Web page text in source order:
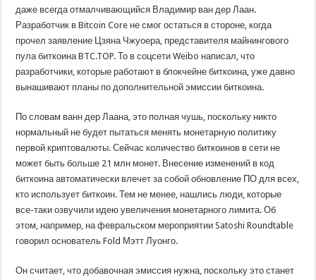
даже всегда отмалчивающийся Владимир ван дер Лаан.
Разработчик в Bitcoin Core не смог остаться в стороне, когда
прочел заявление Цзяна Чжуоера, представителя майнингового
пула биткоина BTC.TOP. То в соцсети Weibo написал, что
разработчики, которые работают в блокчейне биткоина, уже давно
вынашивают планы по дополнительной эмиссии биткоина.
По словам ванн дер Лаана, это полная чушь, поскольку никто
нормальный не будет пытаться менять монетарную политику
первой криптовалюты. Сейчас количество биткоинов в сети не
может быть больше 21 млн монет. Внесение изменений в код
биткоина автоматически влечет за собой обновление ПО для всех,
кто использует биткоин. Тем не менее, нашлись люди, которые
все-таки озвучили идею увеличения монетарного лимита. Об
этом, например, на февральском мероприятии Satoshi Roundtable
говорил основатель Fold Мэтт Луонго.
Он считает, что добавочная эмиссия нужна, поскольку это станет